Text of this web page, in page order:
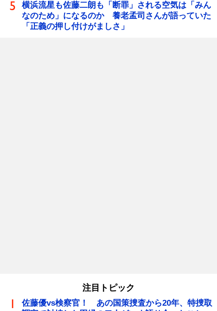
横浜流星も佐藤二朗も「断罪」される空気は「みん
なのため」になるのか 養老孟司さんが語っていた
「正義の押し付けがましさ」
注目トピック
佐藤優vs検察官！ あの国策捜査から20年、特捜取